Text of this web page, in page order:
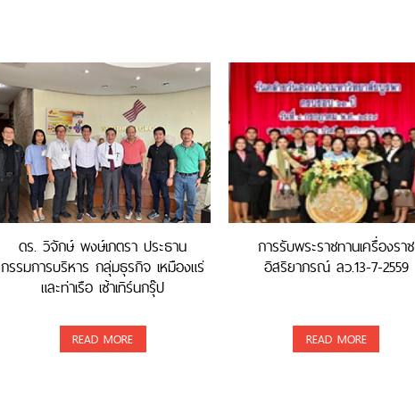
ดร. วิจักษ์ พงษ์เภตรา ประธาน
กรรมการบริหาร กลุ่มธุรกิจ เหมืองแร่
และท่าเรือ เซ้าเทิร์นกรุ๊ป
READ MORE
การรับพระราชทานเครื่องราช
อิสริยาภรณ์ ลว.13-7-2559
READ MORE